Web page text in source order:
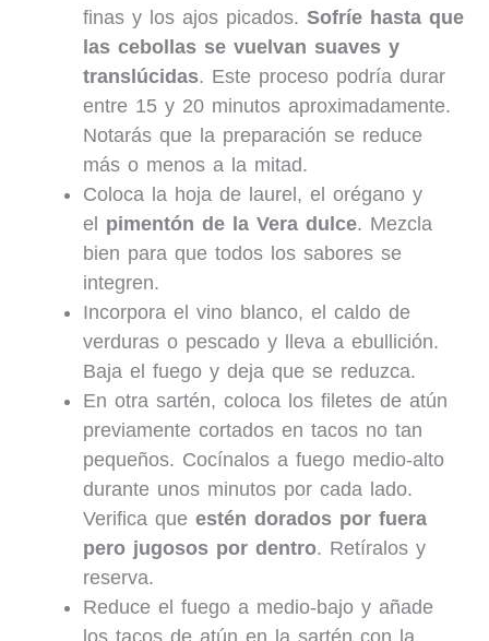
finas y los ajos picados.Sofríe hasta que
las cebollas se vuelvan suaves y
translúcidas. Este proceso podría durar
entre 15 y 20 minutos aproximadamente.
Notarás que la preparación se reduce
más o menos a la mitad.
Coloca la hoja de laurel, el orégano y
el pimentón de la Vera dulce. Mezcla
bien para que todos los sabores se
integren.
Incorpora el vino blanco, el caldo de
verduras o pescado y lleva a ebullición.
Baja el fuego y deja que se reduzca.
En otra sartén, coloca los filetes de atún
previamente cortados en tacos no tan
pequeños. Cocínalos a fuego medio-alto
durante unos minutos por cada lado.
Verifica queestén dorados por fuera
pero jugosos por dentro. Retíralos y
reserva.
Reduce el fuego a medio-bajo y añade
los tacos de atún en la sartén con la